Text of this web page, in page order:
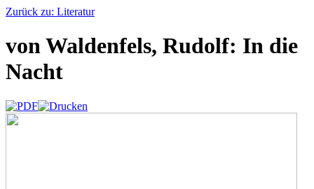
Zurück zu: Literatur
von Waldenfels, Rudolf: In die
Nacht